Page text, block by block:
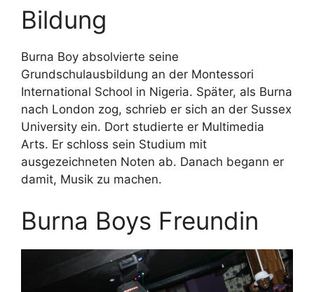
Bildung
Burna Boy absolvierte seine
Grundschulausbildung an der Montessori
International School in Nigeria. Später, als Burna
nach London zog, schrieb er sich an der Sussex
University ein. Dort studierte er Multimedia
Arts. Er schloss sein Studium mit
ausgezeichneten Noten ab. Danach begann er
damit, Musik zu machen.
Burna Boys Freundin